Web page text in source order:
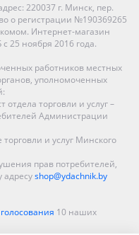
220037 г. Минск, пер.
о регистрации №190369265
Интернет-магазин
25 ноября 2016 года.
работников местных
уполномоченных
торговли и услуг –
Администрации
и услуг Минского
прав потребителей,
адресуshop@ydachnik.by
10 наших